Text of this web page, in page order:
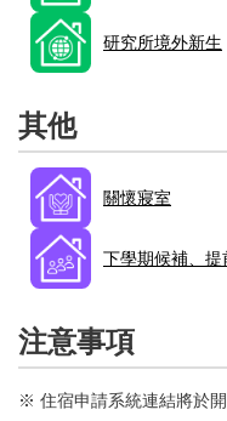
研究所境外新生
其他
關懷寢室
下學期候補、提
注意事項
※ 住宿申請系統連結將於